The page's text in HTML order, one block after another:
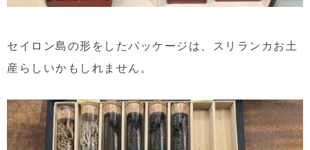
セイロン島の形をしたパッケージは、スリランカお土
産らしいかもしれません。